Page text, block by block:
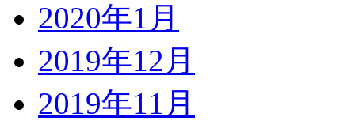
2020年1月
2019年12月
2019年11月